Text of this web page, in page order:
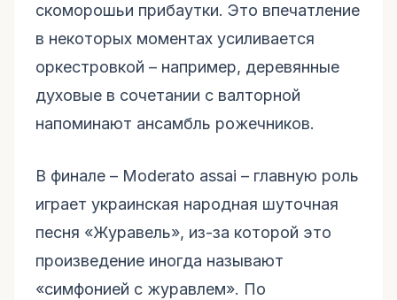
скоморошьи прибаутки. Это впечатление
в некоторых моментах усиливается
оркестровкой – например, деревянные
духовые в сочетании с валторной
напоминают ансамбль рожечников.
В финале – Moderato assai – главную роль
играет украинская народная шуточная
песня «Журавель», из-за которой это
произведение иногда называют
«симфонией с журавлем». По